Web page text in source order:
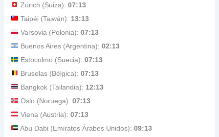
Zúrich (Suiza):07:13
Taipéi (Taiwán): 13:13
Varsovia (Polonia):07:13
Buenos Aires (Argentina):02:13
Estocolmo (Suecia):07:13
Bruselas (Bélgica):07:13
Bangkok (Tailandia): 12:13
Oslo (Noruega):07:13
Viena (Austria):07:13
Abu Dabi (Emiratos Árabes Unidos):09:13